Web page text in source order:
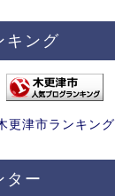
キング
更津市ランキング
ター